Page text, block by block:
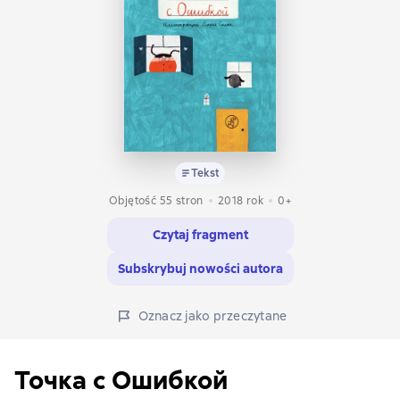
Tekst
Objętość 55 stron
2018 rok 0+
Czytaj fragment
Subskrybuj nowości autora
Oznacz jako przeczytane
Точка с Ошибкой